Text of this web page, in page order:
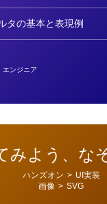
タの基本と表現例
エンジニア
みよう、な
ハンズオン > UI実装
画像 > SVG